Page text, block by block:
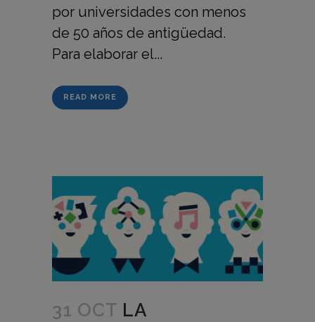
por universidades con menos
de 50 años de antigüedad.
Para elaborar el...
READ MORE
31 OCT LA